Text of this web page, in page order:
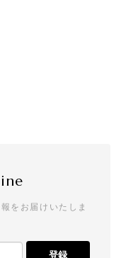
をお届けいたしま
登録